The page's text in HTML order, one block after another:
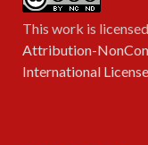
This work is
Attribution-
International License